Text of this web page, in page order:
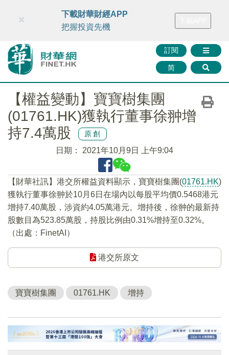
財華智庫網 FINTV FINMETA 財華證券 媒體矩陣
訂閱
简
×
下載財華財經APP
把握投資先機
【權益變動】寶寶樹集團
(01761.HK)獲執行董事徐翀增
持7.4萬股
原創
日期： 2021年10月9日 上午9:04
【財華社訊】港交所權益資料顯示，寶寶樹集團(01761.HK)
獲執行董事徐翀於10月6日在場內以每股平均價0.5468港元
增持7.40萬股，涉資約4.05萬港元。增持後，徐翀的最新持
股數目為523.85萬股，持股比例由0.31%增持至0.32%。
（出處：FinetAI）
港交所原文
寶寶樹集團 01761.HK 增持